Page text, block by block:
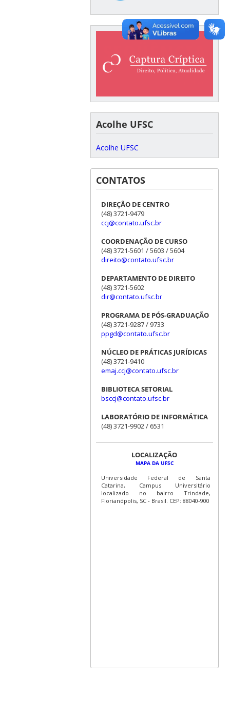
Acolhe UFSC
Acolhe UFSC
CONTATOS
DIREÇÃO DE CENTRO
(48) 3721-9479
ccj@contato.ufsc.br
COORDENAÇÃO DE CURSO
(48) 3721-5601 / 5603 / 5604
direito@contato.ufsc.br
DEPARTAMENTO DE DIREITO
(48) 3721-5602
dir@contato.ufsc.br
PROGRAMA DE PÓS-GRADUAÇÃO
(48) 3721-9287 / 9733
ppgd@contato.ufsc.br
NÚCLEO DE PRÁTICAS JURÍDICAS
(48) 3721-9410
emaj.ccj@contato.ufsc.br
BIBLIOTECA SETORIAL
bsccj@contato.ufsc.br
LABORATÓRIO DE INFORMÁTICA
(48) 3721-9902 / 6531
LOCALIZAÇÃO
MAPA DA UFSC
Universidade Federal de Santa
Catarina, Campus Universitário
localizado no bairro Trindade,
Florianópolis, SC - Brasil. CEP: 88040-900